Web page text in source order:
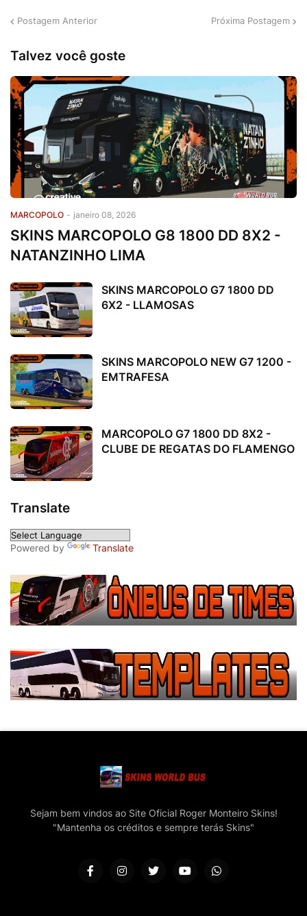
Postagem Anterior Próxima Postagem
Talvez você goste
MARCOPOLO - janeiro 08, 2026
SKINS MARCOPOLO G8 1800 DD 8X2 -
NATANZINHO LIMA
SKINS MARCOPOLO G7 1800 DD
6X2 - LLAMOSAS
SKINS MARCOPOLO NEW G7 1200 -
EMTRAFESA
MARCOPOLO G7 1800 DD 8X2 -
CLUBE DE REGATAS DO FLAMENGO
Translate
Powered by Translate
Sejam bem vindos ao Site Oficial Roger Monteiro Skins!
"Mantenha os créditos e sempre terás Skins"